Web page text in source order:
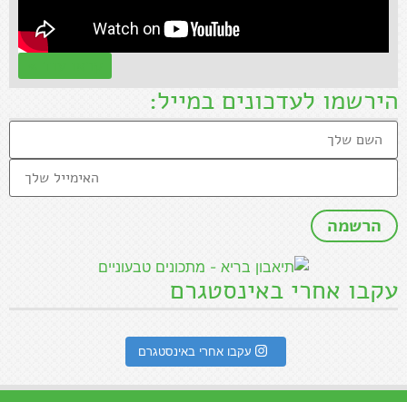
הירשמו לעדכונים במייל:
עקבו אחרי באינסטגרם
עקבו אחרי באינסטגרם